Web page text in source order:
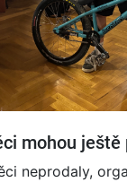
mohou
neprodaly,